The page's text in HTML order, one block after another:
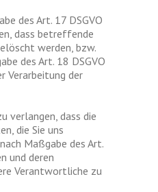
des Art. 17 DSGVO
dass betreffende
werden, bzw.
des Art. 18 DSGVO
Verarbeitung der
verlangen, dass die
die Sie uns
Maßgabe des Art.
und deren
Verantwortliche zu